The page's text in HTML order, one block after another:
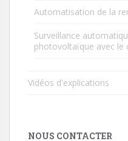
Automatisation de la
Surveillance
photovoltaïque avec le
Vidéos d'explications
NOUS CONTACTER